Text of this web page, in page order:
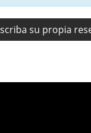
su propia